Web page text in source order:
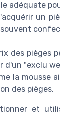
adéquate
un
souvent
des pièges
d'un "exclu
la mousse
des pièges.
et